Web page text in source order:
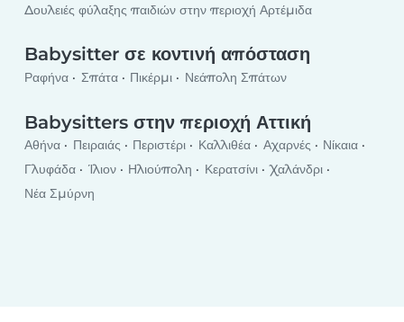
Δουλειές φύλαξης παιδιών στην περιοχή Αρτέμιδα
Babysitter σε κοντινή απόσταση
Ραφήνα Σπάτα Πικέρμι Νεάπολη Σπάτων
Babysitters στην περιοχή Αττική
Αθήνα Πειραιάς Περιστέρι Καλλιθέα Αχαρνές
Νίκαια
Γλυφάδα
Ίλιον Ηλιούπολη Κερατσίνι
Χαλάνδρι
Νέα Σμύρνη